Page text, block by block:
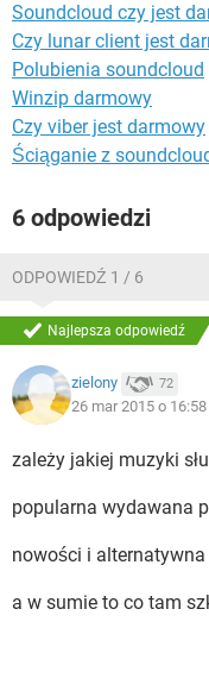
Soundcloud czy jest
Czy lunar client jest
Polubienia soundcloud
Winzip darmowy
Czy viber jest darmowy
Ściąganie z
6 odpowiedzi
ODPOWIEDŹ 1 / 6
Najlepsza odpowiedź
zielony 72
26 mar 2015 o 16:58
zależy jakiej muzyki
popularna wydawana
nowości i
a w sumie to co tam